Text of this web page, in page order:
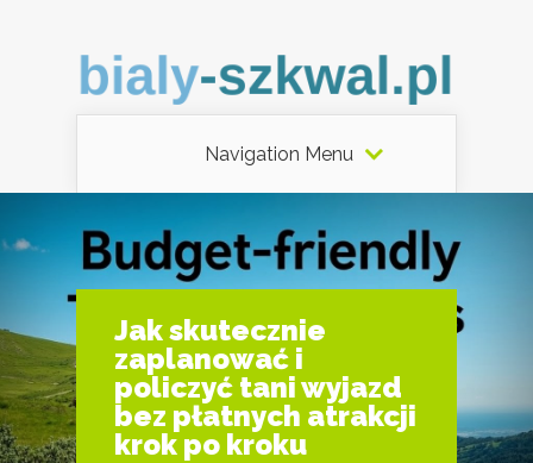
Navigation Menu
Jak skutecznie
zaplanować i
policzyć tani wyjazd
bez płatnych atrakcji
krok po kroku